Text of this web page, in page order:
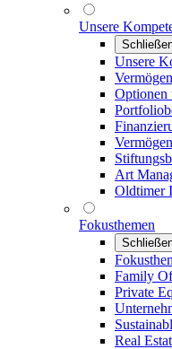
Unsere
Unsere
Optionen
Art
Oldtimer
Fokusthemen
Family
Private
Real